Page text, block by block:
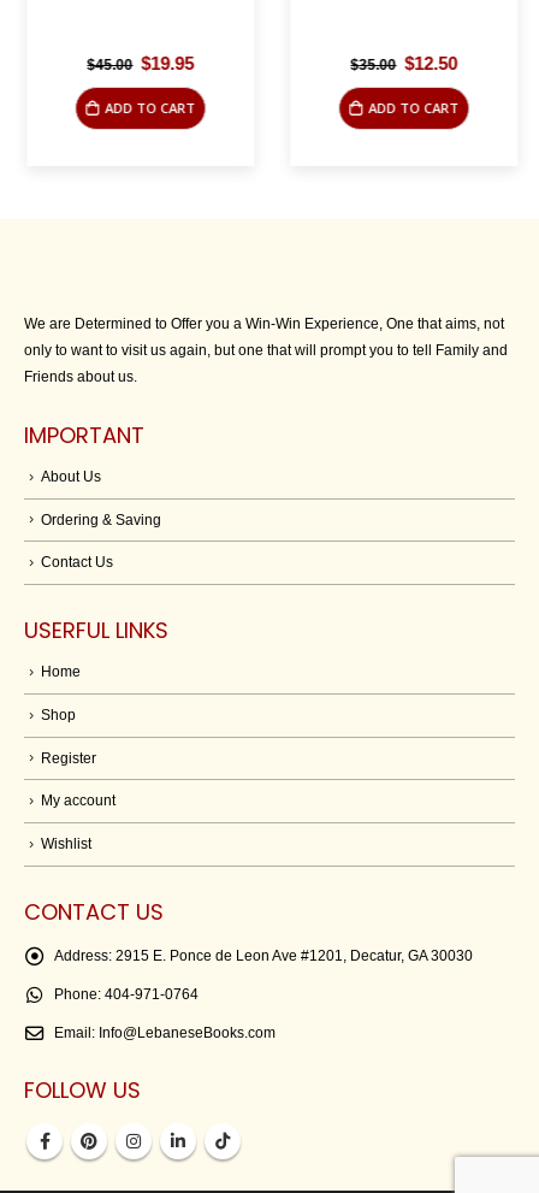
$45.00
Original
$45.00.
$19.95Current
is:
$19.95.
ADD TO CART
$35.00
Original
$35.00.
$12.50Current
is:
$12.50.
ADD TO CART
We are Determined to Offer you a Win-Win Experience, One that aims, not
only to want to visit us again, but one that will prompt you to tell Family and
Friends about us.
IMPORTANT
About Us
Ordering & Saving
Contact Us
USERFUL LINKS
Home
Shop
Register
My account
Wishlist
CONTACT US
Address: 2915 E. Ponce de Leon Ave #1201, Decatur, GA 30030
Phone: 404-971-0764
Email: Info@LebaneseBooks.com
FOLLOW US